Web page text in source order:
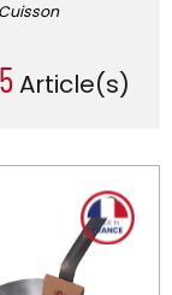
Cuisson
5Article(s)